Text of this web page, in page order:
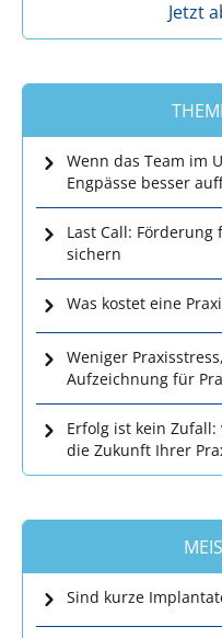
Jetzt
Wenn das Team im
Engpässe besser
Last Call:
sichern
Was kostet eine
Weniger
Aufzeichnung für
Erfolg ist kein
die Zukunft Ihrer
Sind kurze